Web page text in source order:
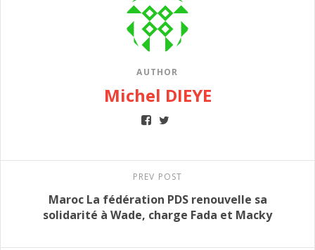
AUTHOR
Michel DIEYE
PREV POST
Maroc La fédération PDS renouvelle sa
solidarité à Wade, charge Fada et Macky